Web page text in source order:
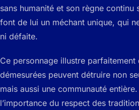
sans humanité et son règne continu
font de lui un méchant unique, qui
ni défaite.
Ce personnage illustre
démesurées peuvent détruire non
mais aussi une communauté
l’importance du respect des